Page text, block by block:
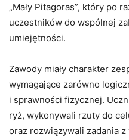
„Mały Pitagoras”, który po
uczestników do wspólnej
umiejętności.
Zawody miały charakter
wymagające zarówno
i sprawności fizycznej.
ryż, wykonywali rzuty do
oraz rozwiązywali zadania z